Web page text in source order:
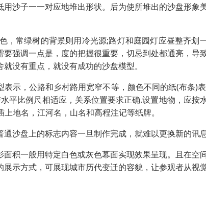
沙子一一对应地堆出形状。后为使所堆出的沙盘形象
，常绿树的背景则用冷光源;路灯和庭园灯应昼整齐划
强调一点是，度的把握很重要，切忌到处都通亮，导
没有重点，就没有成功的沙盘模型。
示，公路和乡村路用宽窄不等，颜色不同的纸(布条)
平比例尺相适应，关系位置要求正确.设置地物，应按
地名，江河名，山名和高程注记等纸牌。
沙盘上的标志内容一旦制作完成，就难以更换新的讯
积一般用特定白色或灰色幕面实现效果呈现。且在空
示方式，可展现城市历代变迁的容貌，让参观者从视